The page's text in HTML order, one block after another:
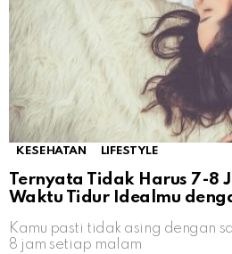
KESEHATAN LIFESTYLE
Ternyata Tidak Harus 7-8
Waktu Tidur Idealmu
Kamu pasti tidak asing dengan
8 jam setiap malam